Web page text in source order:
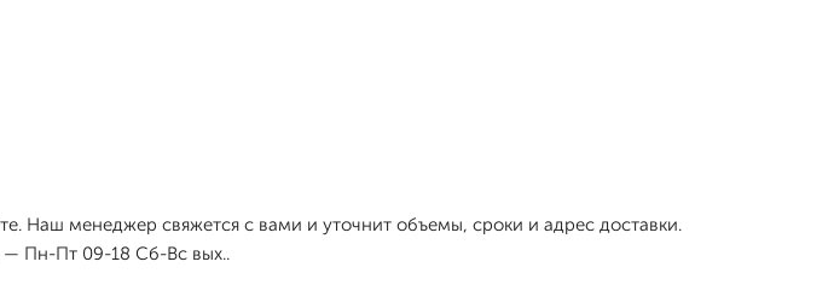
Наш менеджер свяжется с вами и уточнит объемы, сроки и адрес доставки.
— Пн-Пт 09-18 Сб-Вс вых..